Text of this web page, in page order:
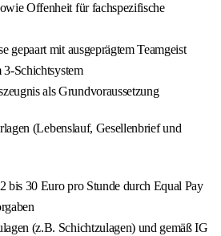
Offenheit für fachspezifische
gepaart mit ausgeprägtem Teamgeist
Schichtsystem
als Grundvoraussetzung
(Lebenslauf, Gesellenbrief und
bis 30 Euro pro Stunde durch Equal Pay
(z.B. Schichtzulagen) und gemäß IG